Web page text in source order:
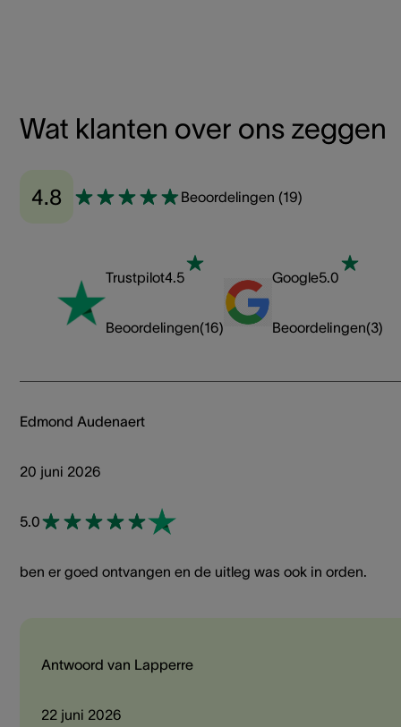
Wat klanten over ons zeggen
4.8 Beoordelingen (19)
Trustpilot4.5
Beoordelingen(16)
Google5.0
Beoordelingen(3)
Edmond Audenaert
20 juni 2026
5.0
ben er goed ontvangen en de uitleg was ook in orden.
Antwoord van Lapperre
22 juni 2026